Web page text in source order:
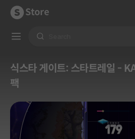
Store
식스타 게이트: 스타트레일 -
팩